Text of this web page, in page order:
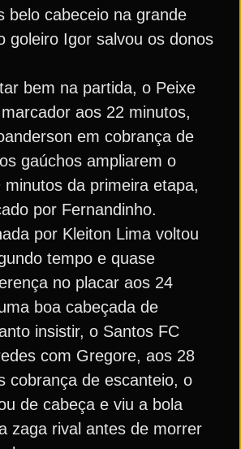
belo cabeceio na grande
goleiro Igor salvou os donos
bem na partida, o Peixe
aos 22 minutos,
em cobrança de
gaúchos ampliarem o
minutos da primeira etapa,
por Fernandinho.
por Kleiton Lima voltou
tempo e quase
no placar aos 24
boa cabeçada de
insistir, o Santos FC
com Gregore, aos 28
cobrança de escanteio, o
de cabeça e viu a bola
zaga rival antes de morrer